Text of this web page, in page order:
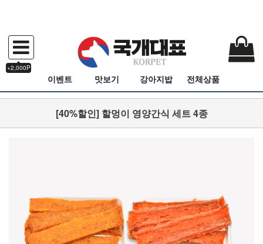
+2,000P
이벤트 맛보기 강아지밥 전체상품
[40%할인] 할멍이 영양간식 세트 4종